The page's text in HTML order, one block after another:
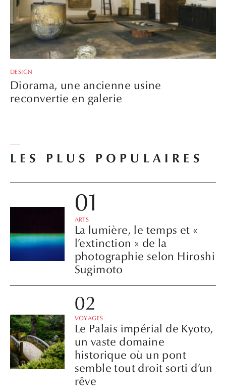
DESIGN
Diorama, une ancienne usine
reconvertie en galerie
LES PLUS POPULAIRES
ARTS
La lumière, le temps et «
l’extinction » de la
photographie selon Hiroshi
Sugimoto
VOYAGES
Le Palais impérial de Kyoto,
un vaste domaine
historique où un pont
semble tout droit sorti d’un
rêve